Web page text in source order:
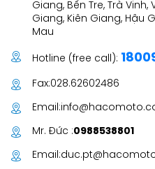
Giang, Bến Tre, Trà
Giang, Kiên Giang, Hậu
Mau
Hotline (free call):
Fax:028.62602486
Email:
Mr. Đức :0988538801
Email: